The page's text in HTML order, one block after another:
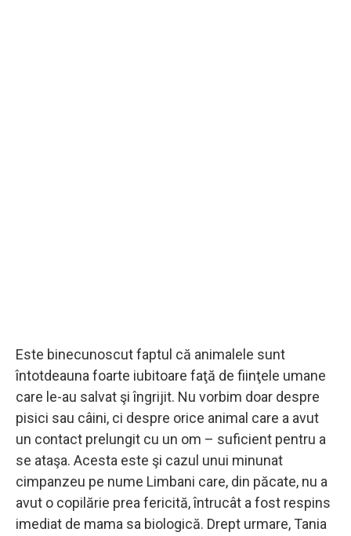
Este binecunoscut faptul că animalele sunt
întotdeauna foarte iubitoare faţă de fiinţele umane
care le-au salvat şi îngrijit. Nu vorbim doar despre
pisici sau câini, ci despre orice animal care a avut
un contact prelungit cu un om – suficient pentru a
se ataşa. Acesta este şi cazul unui minunat
cimpanzeu pe nume Limbani care, din păcate, nu a
avut o copilărie prea fericită, întrucât a fost respins
imediat de mama sa biologică. Drept urmare, Tania